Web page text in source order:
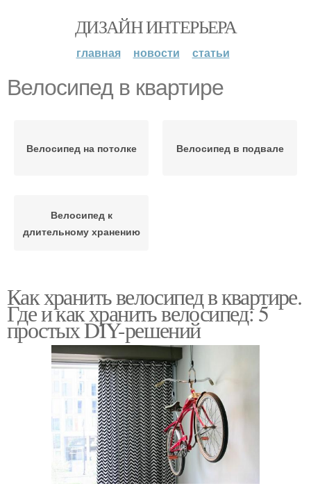
ДИЗАЙН ИНТЕРЬЕРА
главная новости статьи
Велосипед в квартире
Велосипед на потолке Велосипед в подвале
Велосипед к
длительному хранению
Как хранить велосипед в квартире.
Где и как хранить велосипед: 5
простых DIY-решений